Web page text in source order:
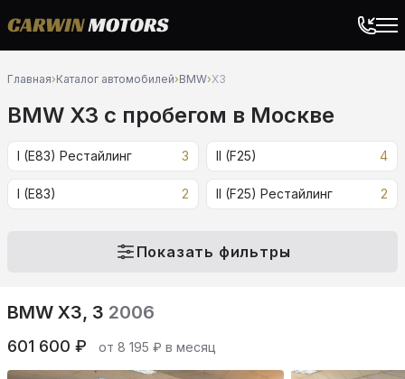
Главная›Каталог автомобилей›BMW›X3
BMW X3 c пробегом в Москве
I (E83) Рестайлинг 3 II (F25) 4
I (E83) 2 II (F25) Рестайлинг 2
Показать фильтры
BMW X3, 3 2006
601 600 ₽ от 8 195 ₽ в месяц